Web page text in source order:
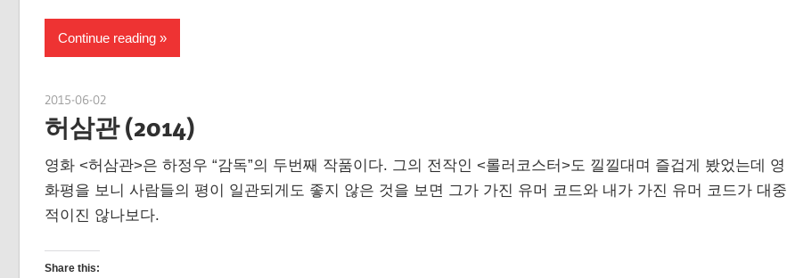
Continue reading
2015-06-02
허삼관 (2014)
영화 <허삼관>은 하정우 “감독”의 두번째 작품이다. 그의 전작인 <롤러코스터>도 낄낄대며 즐겁게 봤었는데 영
화평을 보니 사람들의 평이 일관되게도 좋지 않은 것을 보면 그가 가진 유머 코드와 내가 가진 유머 코드가 대중
적이진 않나보다.
Share this: